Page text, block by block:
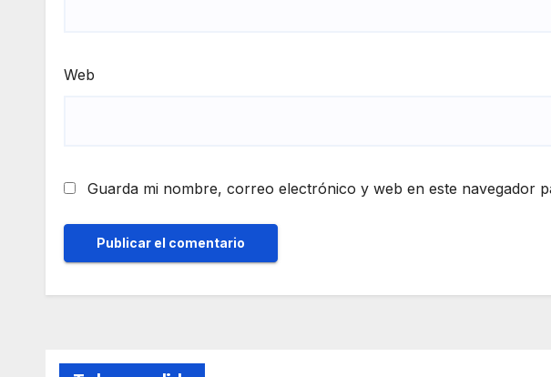
Web
Guarda mi nombre, correo electrónico y web en este navegador